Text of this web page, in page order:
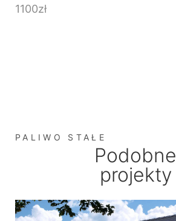
1100zł
PALIWO STAŁE
Podobne
projekty